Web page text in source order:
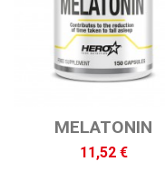
MELATONIN
11,52 €